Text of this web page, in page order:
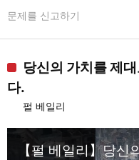
문제를 신고하기
당신의 가치를 제
다.
펄 베일리
【펄 베일리】당